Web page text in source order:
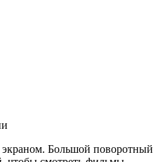
экраном. Большой поворотный